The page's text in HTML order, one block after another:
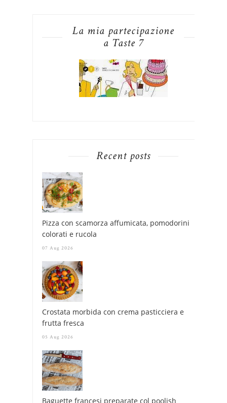
La mia partecipazione
a Taste 7
Recent posts
Pizza con scamorza affumicata, pomodorini
colorati e rucola
07 Aug 2026
Crostata morbida con crema pasticciera e
frutta fresca
05 Aug 2026
Baguette francesi preparate col poolish